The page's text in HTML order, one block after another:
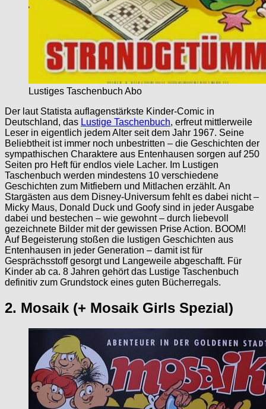
Lustiges Taschenbuch Abo
Der laut Statista auflagenstärkste Kinder-Comic in
Deutschland, das Lustige Taschenbuch, erfreut mittlerweile
Leser in eigentlich jedem Alter seit dem Jahr 1967. Seine
Beliebtheit ist immer noch unbestritten – die Geschichten der
sympathischen Charaktere aus Entenhausen sorgen auf 250
Seiten pro Heft für endlos viele Lacher. Im Lustigen
Taschenbuch werden mindestens 10 verschiedene
Geschichten zum Mitfiebern und Mitlachen erzählt. An
Stargästen aus dem Disney-Universum fehlt es dabei nicht –
Micky Maus, Donald Duck und Goofy sind in jeder Ausgabe
dabei und bestechen – wie gewohnt – durch liebevoll
gezeichnete Bilder mit der gewissen Prise Action. BOOM!
Auf Begeisterung stoßen die lustigen Geschichten aus
Entenhausen in jeder Generation – damit ist für
Gesprächsstoff gesorgt und Langeweile abgeschafft. Für
Kinder ab ca. 8 Jahren gehört das Lustige Taschenbuch
definitiv zum Grundstock eines guten Bücherregals.
2. Mosaik (+ Mosaik Girls Spezial)